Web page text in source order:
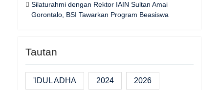
Silaturahmi dengan Rektor IAIN Sultan Amai
Gorontalo, BSI Tawarkan Program Beasiswa
Tautan
'IDUL ADHA 2024 2026